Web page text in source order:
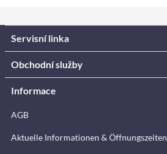
Servisní linka
Obchodní služby
Informace
AGB
Aktuelle Informationen & Öffnungszeiten